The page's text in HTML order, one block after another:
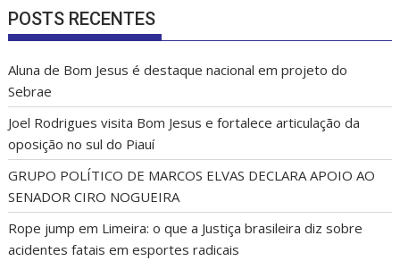
POSTS RECENTES
Aluna de Bom Jesus é destaque nacional em projeto do
Sebrae
Joel Rodrigues visita Bom Jesus e fortalece articulação da
oposição no sul do Piauí
GRUPO POLÍTICO DE MARCOS ELVAS DECLARA APOIO AO
SENADOR CIRO NOGUEIRA
Rope jump em Limeira: o que a Justiça brasileira diz sobre
acidentes fatais em esportes radicais